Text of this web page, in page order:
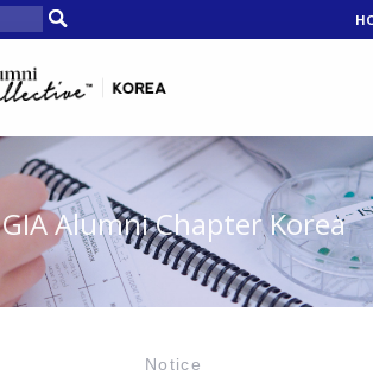
GIA Alumni Chapter Korea
Notice